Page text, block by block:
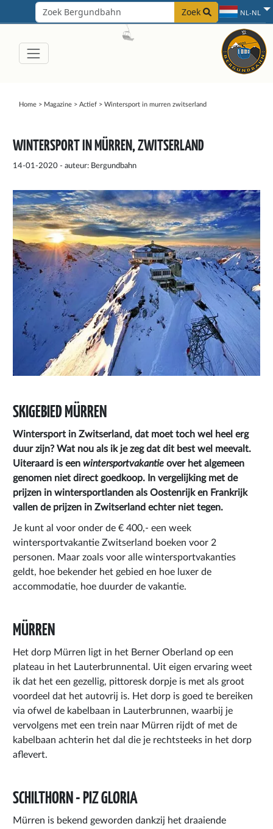
Zoek NL-NL
Home> Magazine> Actief> Wintersport in murren zwitserland
WINTERSPORT IN MÜRREN, ZWITSERLAND
14-01-2020 - auteur: Bergundbahn
SKIGEBIED MÜRREN
Wintersport in Zwitserland, dat moet toch wel heel erg
duur zijn? Wat nou als ik je zeg dat dit best wel meevalt.
Uiteraard is een wintersportvakantie over het algemeen
genomen niet direct goedkoop. In vergelijking met de
prijzen in wintersportlanden als Oostenrijk en Frankrijk
vallen de prijzen in Zwitserland echter niet tegen.
Je kunt al voor onder de € 400,- een week
wintersportvakantie Zwitserland boeken voor 2
personen. Maar zoals voor alle wintersportvakanties
geldt, hoe bekender het gebied en hoe luxer de
accommodatie, hoe duurder de vakantie.
MÜRREN
Het dorp Mürren ligt in het Berner Oberland op een
plateau in het Lauterbrunnental. Uit eigen ervaring weet
ik dat het een gezellig, pittoresk dorpje is met als groot
voordeel dat het autovrij is. Het dorp is goed te bereiken
via ofwel de kabelbaan in Lauterbrunnen, waarbij je
vervolgens met een trein naar Mürren rijdt of met de
kabelbaan achterin het dal die je rechtsteeks in het dorp
aflevert.
SCHILTHORN - PIZ GLORIA
Mürren is bekend geworden dankzij het draaiende